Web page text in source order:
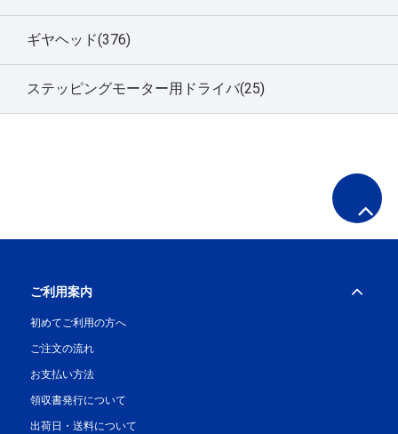
ギヤヘッド(376)
ステッピングモーター用ドライバ(25)
ご利用案内
初めてご利用の方へ
ご注文の流れ
お支払い方法
領収書発行について
出荷日・送料について